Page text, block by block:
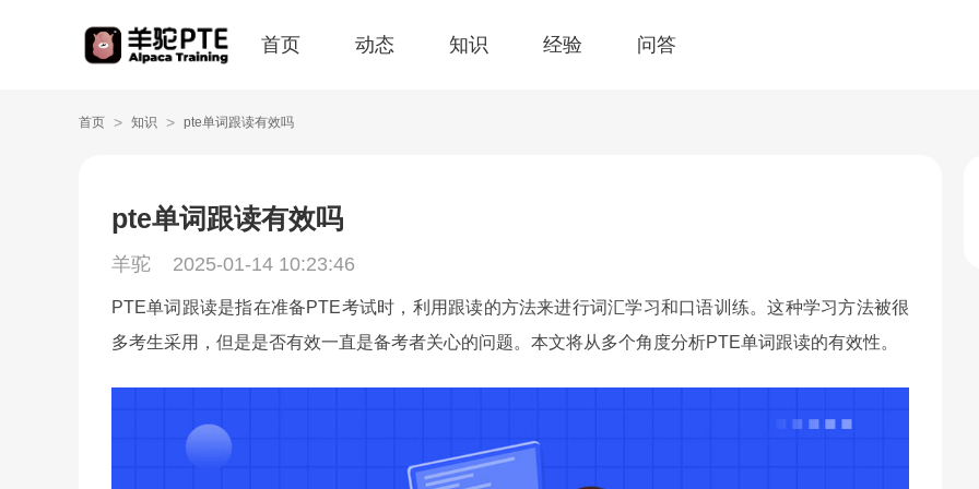
首页 动态 知识 经验 问答
首页 > 知识 > pte单词跟读有效吗
pte单词跟读有效吗
羊驼 2025-01-14 10:23:46
PTE单词跟读是指在准备PTE考试时，利用跟读的方法来进行词汇学习和口语训练。这种学习方法被很
多考生采用，但是是否有效一直是备考者关心的问题。本文将从多个角度分析PTE单词跟读的有效性。